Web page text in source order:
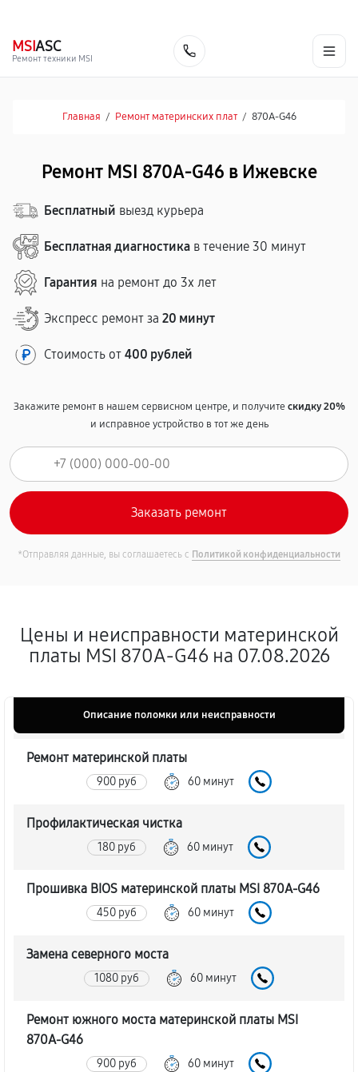
MSIASC
Ремонт техники MSI
Главная / Ремонт материнских плат / 870A-G46
Ремонт MSI 870A-G46 в Ижевске
Бесплатный выезд курьера
Бесплатная диагностика в течение 30 минут
Гарантия на ремонт до 3х лет
Экспресс ремонт за 20 минут
Стоимость от 400 рублей
Закажите ремонт в нашем сервисном центре, и получитескидку 20%
и исправное устройство в тот же день
*Отправляя данные, вы соглашаетесь с Политикой конфиденциальности
Цены и неисправности материнской
платы MSI 870A-G46 на 07.08.2026
Описание поломки или неисправности
Ремонт материнской платы
900 руб 60 минут
Профилактическая чистка
180 руб 60 минут
Прошивка BIOS материнской платы MSI 870A-G46
450 руб 60 минут
Замена северного моста
1080 руб 60 минут
Ремонт южного моста материнской платы MSI
870A-G46
900 руб 60 минут